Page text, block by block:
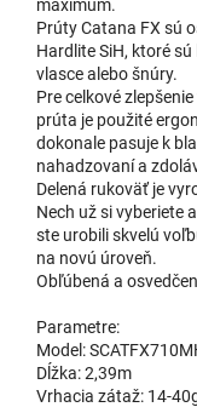
maximum.
Prúty Catana FX sú
Hardlite SiH, ktoré
vlasce alebo šnúry.
Pre celkové
prúta je použité
dokonale pasuje k
nahadzovaní a
Delená rukoväť je
Nech už si vyberiete
ste urobili skvelú
na novú úroveň.
Obľúbená a
Parametre:
Model:
Dĺžka: 2,39m
Vrhacia zátaž: 14-